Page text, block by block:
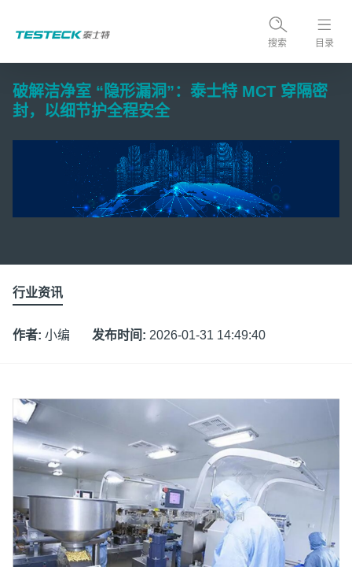
搜索 目录
破解洁净室 “隐形漏洞”：泰士特 MCT 穿隔密
封，以细节护全程安全
行业资讯
作者: 小编 发布时间: 2026-01-31 14:49:40